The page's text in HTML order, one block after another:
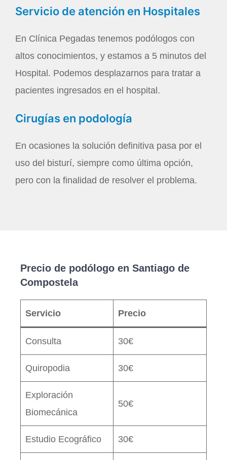
Servicio de atención en Hospitales
En Clínica Pegadas tenemos podólogos con
altos conocimientos, y estamos a 5 minutos del
Hospital. Podemos desplazarnos para tratar a
pacientes ingresados en el hospital.
Cirugías en podología
En ocasiones la solución definitiva pasa por el
uso del bisturí, siempre como última opción,
pero con la finalidad de resolver el problema.
Precio de podólogo en Santiago de
Compostela
Servicio Precio
Consulta 30€
Quiropodia 30€
Exploración
Biomecánica
50€
Estudio Ecográfico 30€